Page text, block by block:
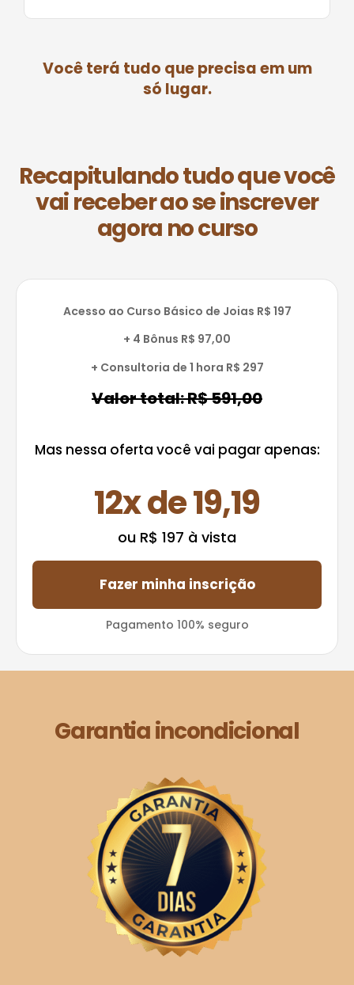
Você terá tudo que precisa em um
só lugar.
Recapitulando tudo que você
vai receber ao se inscrever
agora no curso
Acesso ao Curso Básico de Joias R$ 197
+ 4 Bônus R$ 97,00
+ Consultoria de 1 hora R$ 297
Valor total: R$ 591,00
Mas nessa oferta você vai pagar apenas:
12x de 19,19
ou R$ 197 à vista
Fazer minha inscrição
Pagamento 100% seguro
Garantia incondicional